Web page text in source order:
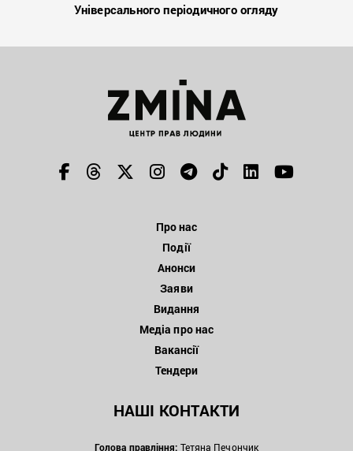
Універсального періодичного огляду
Про нас
Події
Анонси
Заяви
Видання
Медіа про нас
Вакансії
Тендери
НАШІ КОНТАКТИ
Голова правління: Тетяна Печончик